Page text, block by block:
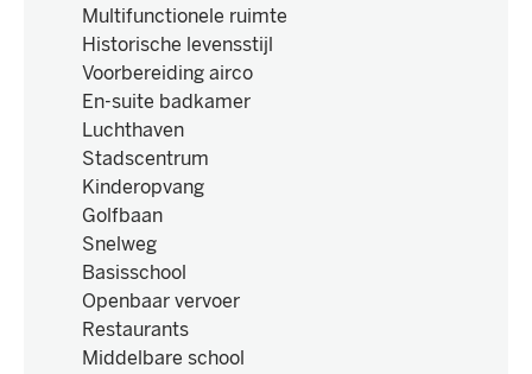
Multifunctionele ruimte
Historische levensstijl
Voorbereiding airco
En-suite badkamer
Luchthaven
Stadscentrum
Kinderopvang
Golfbaan
Snelweg
Basisschool
Openbaar vervoer
Restaurants
Middelbare school